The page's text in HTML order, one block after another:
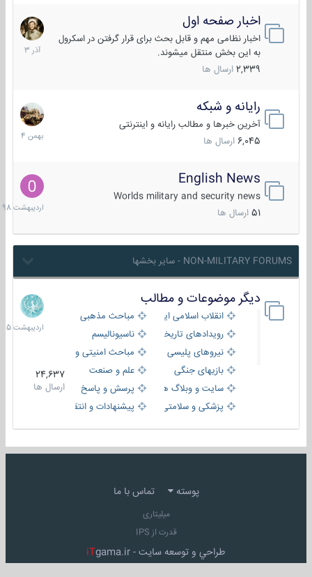
اخبار صفحه اول
اخبار نظامی مهم و قابل بحث برای قرار گرفتن در اسکرول
به این بخش منتقل میشوند.
2,339 ارسال ها
7
آذر
1403
رایانه و شبکه
آخرین خبرها و مطالب رایانه و اینترنتی
6,045 ارسال ها
30
بهمن
1404
English News
Worlds military and security news
51 ارسال ها
10
1398
NON-MILITARY FORUMS - سایر بخشها
دیگر موضوعات و مطالب
انقلاب اسلامی ایران
مباحث مذهبی
رویدادهای تاریخی و مذهبیناسیونالیسم
نیروهای پلیسی
مباحث امنیتی و اطلاعاتی
بازیهای جنگی
علم و صنعت
سایت و وبلاگ ها
پرسش و پاسخ
پزشکی و سلامتی
پیشنهادات و انتقادات
24,637
ارسال ها
8
1405
پوسته تماس با ما
میلیتاری
قدرت از IPS
طراحي و توسعه سايت - iTgama.ir